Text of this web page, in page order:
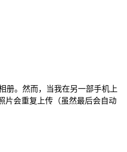
册。然而，当我在另一部手机上
片会重复上传（虽然最后会自动